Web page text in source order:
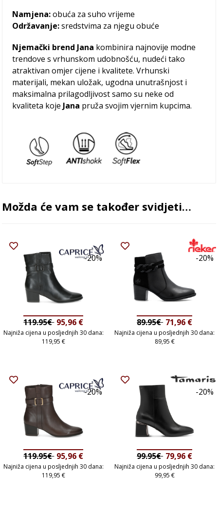
Namjena:obuća za suho vrijeme
Održavanje:sredstvima za njegu obuće
Njemački brend Jana kombinira najnovije modne
trendove s vrhunskom udobnošću, nudeći tako
atraktivan omjer cijene i kvalitete. Vrhunski
materijali, mekan uložak, ugodna unutrašnjost i
maksimalna prilagodljivost samo su neke od
kvaliteta koje Jana pruža svojim vjernim kupcima.
Možda će vam se također svidjeti…
-20%
119.95€ 95,96 €
Najniža cijena u posljednjih 30 dana:
119,95 €
-20%
89.95€ 71,96 €
Najniža cijena u posljednjih 30 dana:
89,95 €
-20%
119.95€ 95,96 €
Najniža cijena u posljednjih 30 dana:
119,95 €
-20%
99.95€ 79,96 €
Najniža cijena u posljednjih 30 dana:
99,95 €